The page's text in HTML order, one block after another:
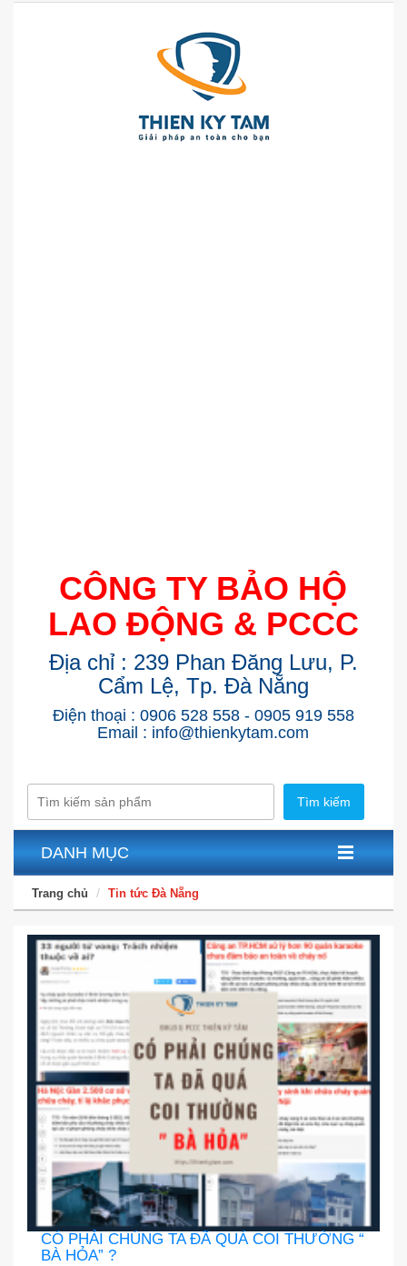
CÔNG TY BẢO HỘ
LAO ĐỘNG & PCCC
Địa chỉ : 239 Phan Đăng Lưu, P.
Cẩm Lệ, Tp. Đà Nẵng
Điện thoại : 0906 528 558 - 0905 919 558
Email : info@thienkytam.com
Tìm kiếm
DANH MỤC
Trang chủ Tin tức Đà Nẵng
CÓ PHẢI CHÚNG TA ĐÃ QUÁ COI THƯỜNG “
BÀ HỎA” ?